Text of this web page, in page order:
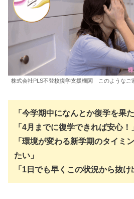
株式会社PLS不登校復学支援機関 このようなご
「今学期中になんとか復学を果
「4月までに復学できれば安心！
「環境が変わる新学期のタイミ
たい」
「1日でも早くこの状況から抜け